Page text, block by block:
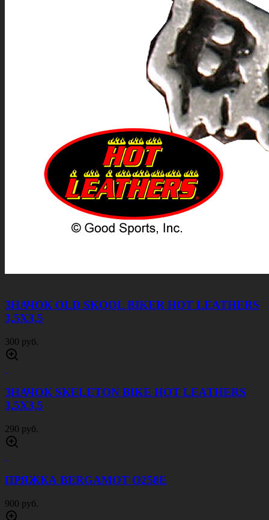
ЗНАЧОК OLD SKOOL BIKER HOT LEATHERS
3,5Х3,5
300 руб.
ЗНАЧОК SKELETON BIKE HOT LEATHERS
3,5Х3,5
290 руб.
ПРЯЖКА BERGAMOT O258E
900 руб.